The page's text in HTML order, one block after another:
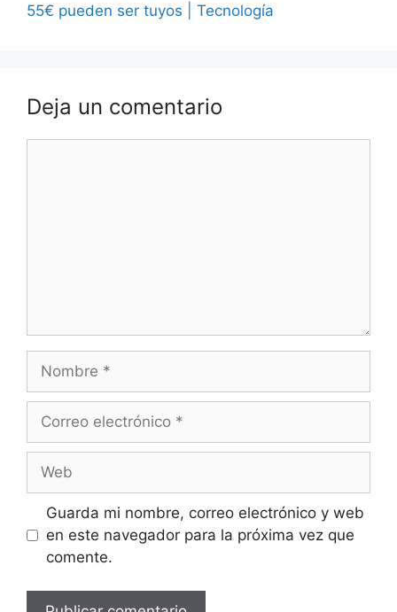
55€ pueden ser tuyos | Tecnología
Deja un comentario
electrónico
Guarda mi nombre, correo electrónico y web
en este navegador para la próxima vez que
comente.